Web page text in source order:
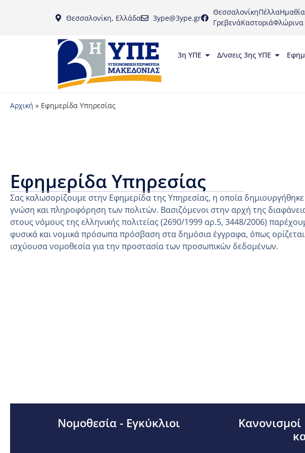
Θεσσαλονίκη, Ελλάδα 3ype@3ype.gr
ΘεσσαλονίκηΠέλλαΗμαθία
ΓρεβενάΚαστοριάΦλώρινα
3η ΥΠΕ Δ/νσεις 3ης ΥΠΕ
Αρχική » Εφημερίδα Υπηρεσίας
Εφημερίδα Υπηρεσίας
Σας καλωσορίζουμε στην Εφημερίδα της Υπηρεσίας, η οποία δημιουργήθηκε
γνώση και πληροφόρηση των πολιτών. Βασιζόμενοι στην αρχή της
στους νόμους της ελληνικής πολιτείας (2690/1999 αρ.5, 3448/2006)
φυσικά και νομικά πρόσωπα πρόσβαση στα δημόσια έγγραφα, όπως
ισχύουσα νομοθεσία για την προστασία των προσωπικών δεδομένων.
Νομοθεσία - Εγκύκλιοι